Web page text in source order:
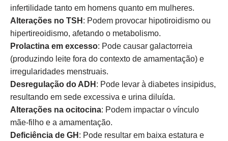
infertilidade tanto em homens quanto em mulheres.
Alterações no TSH : Podem provocar hipotiroidismo ou
hipertireoidismo, afetando o metabolismo.
Prolactina em excesso: Pode causar galactorreia
(produzindo leite fora do contexto de amamentação) e
irregularidades menstruais.
Desregulação do ADH : Pode levar à diabetes insipidus,
resultando em sede excessiva e urina diluída.
Alterações na ocitocina: Podem impactar o vínculo
mãe-filho e a amamentação.
Deficiência de GH : Pode resultar em baixa estatura e